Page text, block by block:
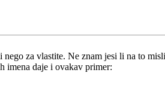
za vlastite. Ne znam jesi li na to
imena daje i ovakav primer: